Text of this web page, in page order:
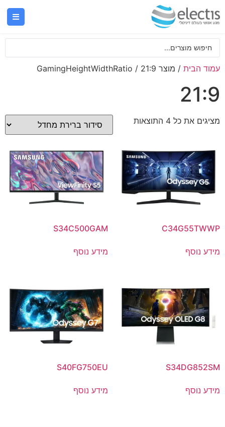
עמוד הבית / מוצר GamingHeightWidthRatio / 21:9
21:9
מציגים את כל ⁦4⁩ התוצאות
C34G55TWWP
מידע נוסף
S34C500GAM
מידע נוסף
S34DG852SM
מידע נוסף
S40FG750EU
מידע נוסף